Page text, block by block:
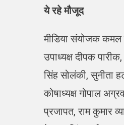
ये रहे मौजूद
मीडिया संयोजक कमल
उपाध्यक्ष दीपक
सिंह सोलंकी, सुनीता
कोषाध्यक्ष गोपाल
प्रजापत, राम कुमार